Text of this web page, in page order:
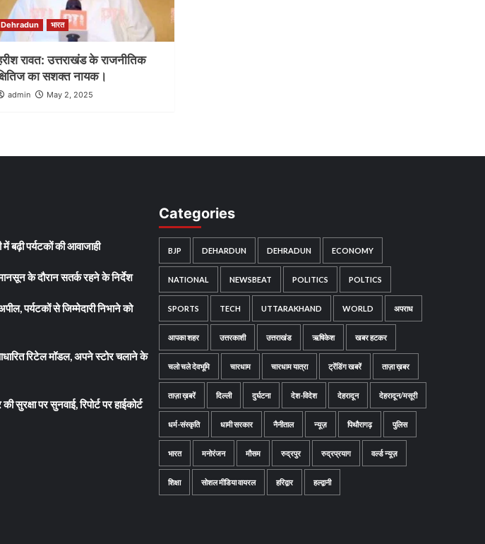
Dehradun भारत
रावत: उत्तराखंड के राजनीतिक
का सशक्त नायक।
admin May 2, 2025
बढ़ी पर्यटकों की आवाजाही
के दौरान सतर्क रहने के निर्देश
पर्यटकों से जिम्मेदारी निभाने को
रिटेल मॉडल, अपने स्टोर चलाने के
सुरक्षा पर सुनवाई, रिपोर्ट पर हाईकोर्ट
Categories
BJP DEHARDUN DEHRADUN ECONOMY
NATIONAL NEWSBEAT POLITICS POLTICS
SPORTS TECH UTTARAKHAND WORLD अपराध
आपका शहर उत्तरकाशी उत्तराखंड ऋषिकेश खबर हटकर
चलो चले देवभूमि चारधाम चारधाम यात्रा ट्रेंडिंग खबरें ताज़ा ख़बर
ताज़ा ख़बरें दिल्ली दुर्घटना देश-विदेश देहरादून देहरादून/मसूरी
धर्म-संस्कृति धामी सरकार नैनीताल न्यूज़ पिथौरागढ़ पुलिस
भारत मनोरंजन मौसम रुद्रपुर रुद्रप्रयाग वर्ल्ड न्यूज़
शिक्षा सोशल मीडिया वायरल हरिद्वार हल्द्वानी